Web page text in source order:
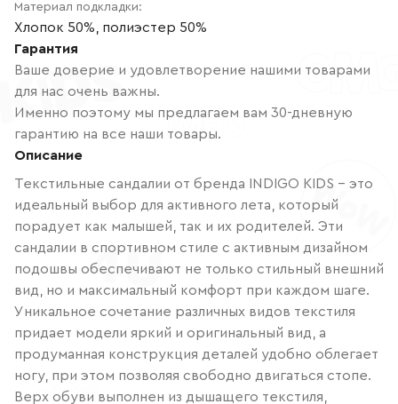
Материал подкладки:
Хлопок 50%, полиэстер 50%
Гарантия
Ваше доверие и удовлетворение нашими товарами
для нас очень важны.
Именно поэтому мы предлагаем вам 30-дневную
гарантию на все наши товары.
Описание
Текстильные сандалии от бренда INDIGO KIDS – это
идеальный выбор для активного лета, который
порадует как малышей, так и их родителей. Эти
сандалии в спортивном стиле с активным дизайном
подошвы обеспечивают не только стильный внешний
вид, но и максимальный комфорт при каждом шаге.
Уникальное сочетание различных видов текстиля
придает модели яркий и оригинальный вид, а
продуманная конструкция деталей удобно облегает
ногу, при этом позволяя свободно двигаться стопе.
Верх обуви выполнен из дышащего текстиля,